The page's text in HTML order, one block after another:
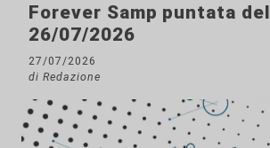
Forever Samp puntata del
26/07/2026
27/07/2026
di Redazione